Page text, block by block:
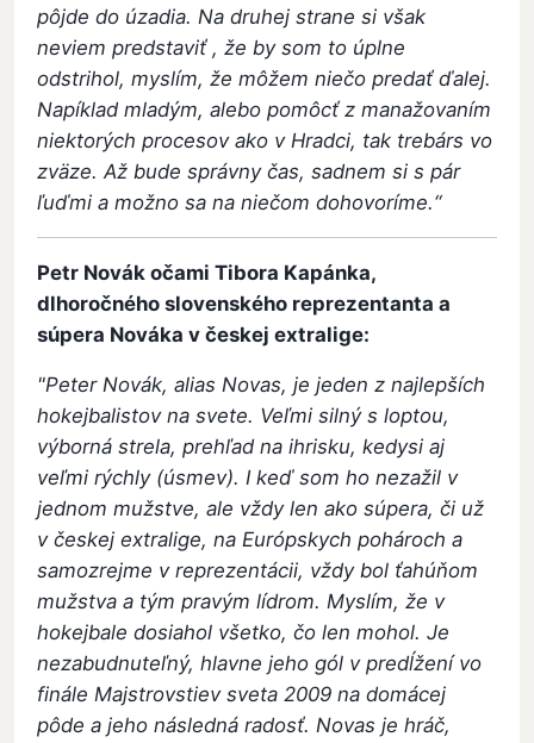
pôjde do úzadia. Na druhej strane si však
neviem predstaviť , že by som to úplne
odstrihol, myslím, že môžem niečo predať ďalej.
Napíklad mladým, alebo pomôcť z manažovaním
niektorých procesov ako v Hradci, tak trebárs vo
zväze. Až bude správny čas, sadnem si s pár
ľuďmi a možno sa na niečom dohovoríme.“
Petr Novák očami Tibora Kapánka,
dlhoročného slovenského reprezentanta a
súpera Nováka v českej extralige:
"Peter Novák, alias Novas, je jeden z najlepších
hokejbalistov na svete. Veľmi silný s loptou,
výborná strela, prehľad na ihrisku, kedysi aj
veľmi rýchly (úsmev). I keď som ho nezažil v
jednom mužstve, ale vždy len ako súpera, či už
v českej extralige, na Európskych pohároch a
samozrejme v reprezentácii, vždy bol ťahúňom
mužstva a tým pravým lídrom. Myslím, že v
hokejbale dosiahol všetko, čo len mohol. Je
nezabudnuteľný, hlavne jeho gól v predĺžení vo
finále Majstrovstiev sveta 2009 na domácej
pôde a jeho následná radosť. Novas je hráč,